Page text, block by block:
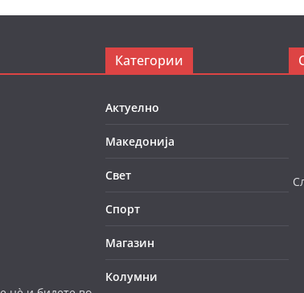
Категории
Актуелно
Македонија
Свет
Спорт
Магазин
Колумни